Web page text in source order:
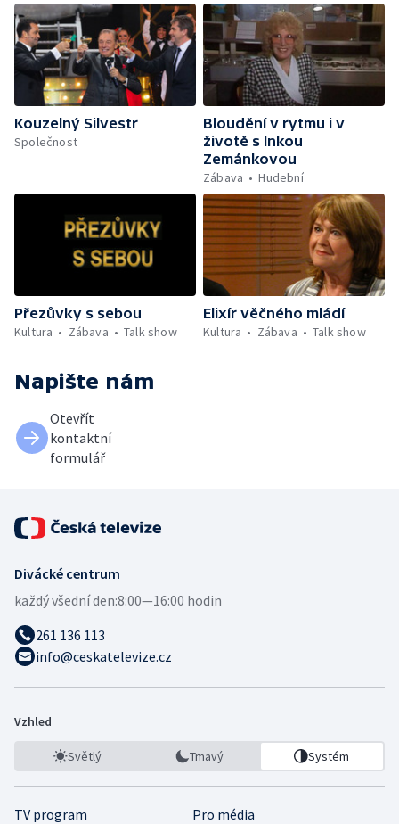
Kouzelný Silvestr
Společnost
Bloudění v rytmu i v
životě s Inkou
Zemánkovou
Zábava
Hudební
Přezůvky s sebou
Kultura
Zábava Talk show
Elixír věčného mládí
Kultura
Zábava Talk show
Napište nám
Otevřít
kontaktní
formulář
Divácké centrum
každý všední den:8:00—16:00 hodin
261 136 113
info@ceskatelevize.cz
Vzhled
Světlý Tmavý Systém
TV program Pro média